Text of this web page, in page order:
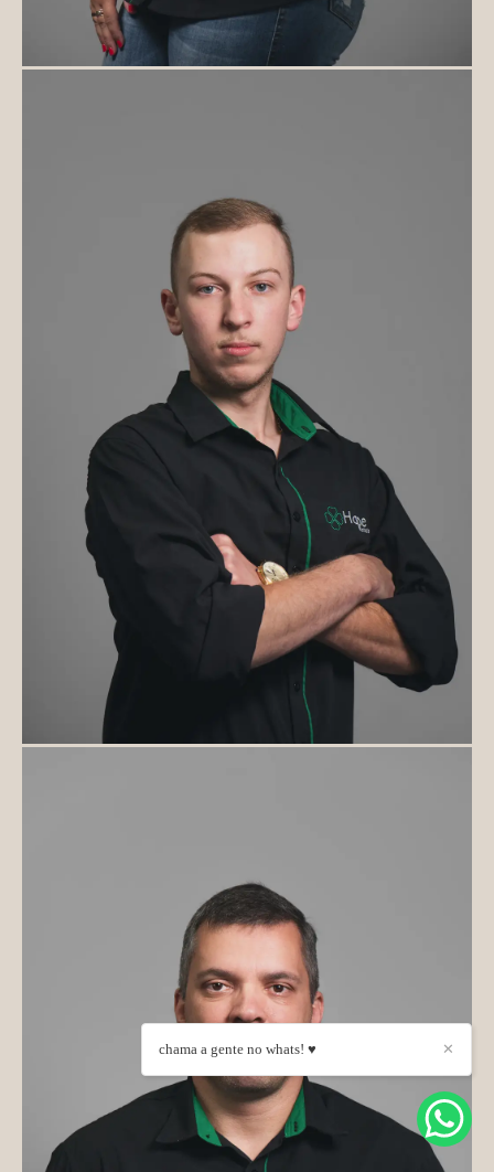
✕
chama a gente no whats! ♥